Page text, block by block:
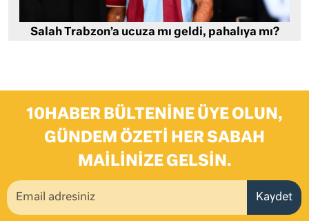
Salah Trabzon’a ucuza mı geldi, pahalıya mı?
10HABER BÜLTENINE ÜYE OLUN,
GÜNDEM ÖZETI HER SABAH
MAILINIZE GELSIN.
Kaydet